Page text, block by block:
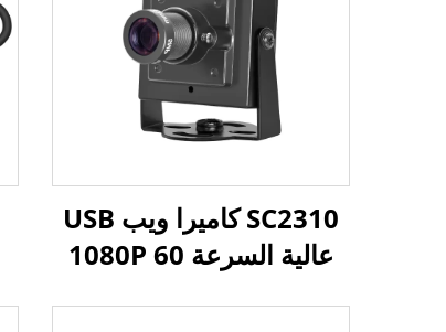
SC2310 كاميرا ويب USB
عالية السرعة 1080P 60